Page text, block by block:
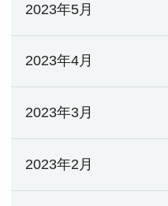
2023年5月
2023年4月
2023年3月
2023年2月